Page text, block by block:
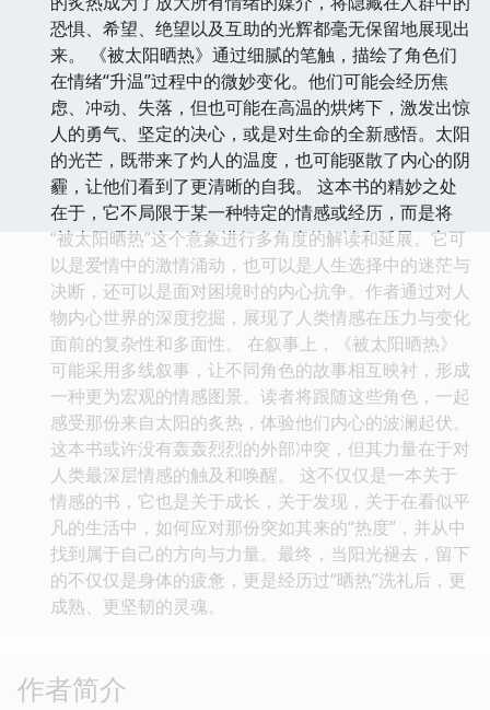
恐惧、希望、绝望以及互助的光辉都毫无保留地展现出
来。 《被太阳晒热》通过细腻的笔触，描绘了角色们
在情绪“升温”过程中的微妙变化。他们可能会经历焦
虑、冲动、失落，但也可能在高温的烘烤下，激发出惊
人的勇气、坚定的决心，或是对生命的全新感悟。太阳
的光芒，既带来了灼人的温度，也可能驱散了内心的阴
霾，让他们看到了更清晰的自我。 这本书的精妙之处
在于，它不局限于某一种特定的情感或经历，而是将
“被太阳晒热”这个意象进行多角度的解读和延展。它可
以是爱情中的激情涌动，也可以是人生选择中的迷茫与
决断，还可以是面对困境时的内心抗争。作者通过对人
物内心世界的深度挖掘，展现了人类情感在压力与变化
面前的复杂性和多面性。 在叙事上，《被太阳晒热》
可能采用多线叙事，让不同角色的故事相互映衬，形成
一种更为宏观的情感图景。读者将跟随这些角色，一起
感受那份来自太阳的炙热，体验他们内心的波澜起伏。
这本书或许没有轰轰烈烈的外部冲突，但其力量在于对
人类最深层情感的触及和唤醒。 这不仅仅是一本关于
情感的书，它也是关于成长，关于发现，关于在看似平
凡的生活中，如何应对那份突如其来的“热度”，并从中
找到属于自己的方向与力量。最终，当阳光褪去，留下
的不仅仅是身体的疲惫，更是经历过“晒热”洗礼后，更
成熟、更坚韧的灵魂。
作者简介